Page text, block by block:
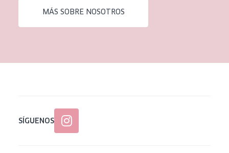
Todas las edades
Edad: de 35 a 55
MÁS SOBRE NOSOTROS
SÍGUENOS